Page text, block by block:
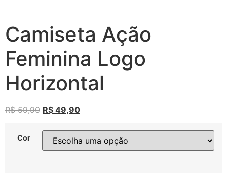
Camiseta Ação
Feminina Logo
Horizontal
R$59,90 R$ 49,90
Cor